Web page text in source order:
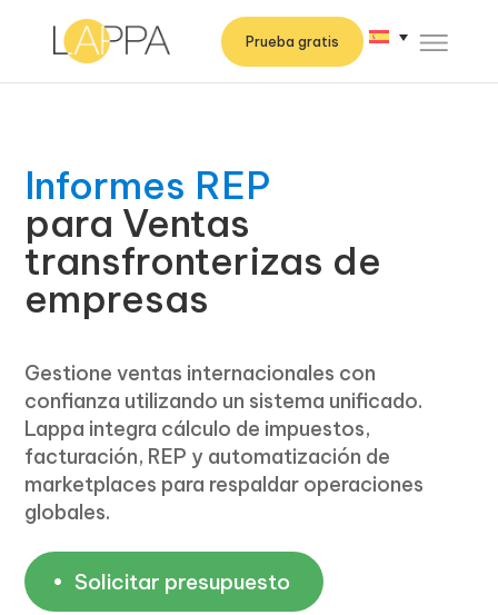
Prueba gratis
Informes REP
para Ventas
transfronterizas de
empresas
Gestione ventas internacionales con
confianza utilizando un sistema unificado.
Lappa integra cálculo de impuestos,
facturación, REP y automatización de
marketplaces para respaldar operaciones
globales.
Solicitar presupuesto